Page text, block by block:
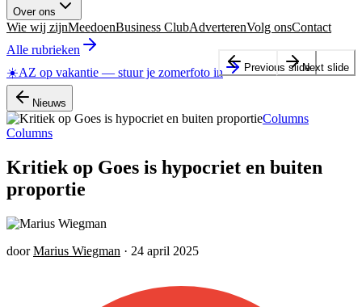
Over ons
Wie wij zijnMeedoenBusiness ClubAdverterenVolg onsContact
Alle rubrieken
☀️AZ op vakantie — stuur je zomerfoto in
Nieuws
Columns
Columns
Kritiek op Goes is hypocriet en buiten
proportie
door Marius Wiegman · 24 april 2025
Previous slideNext slide